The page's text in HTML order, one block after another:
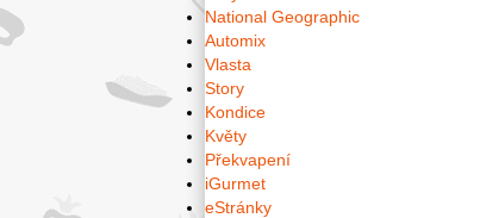
National Geographic
Automix
Vlasta
Story
Kondice
Květy
Překvapení
iGurmet
eStránky